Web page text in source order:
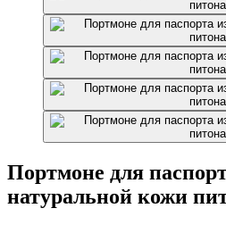
Портмоне для
натуральной кожи